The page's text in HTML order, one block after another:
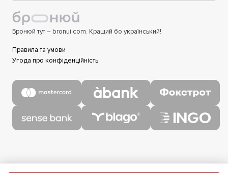
Бронюй тут – bronui.com. Кращий бо український!
Правила та умови
Угода про конфіденційність